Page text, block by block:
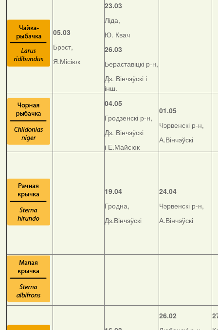
05.03
Брэст,
Я.Місіюк
23.03
Ліда,
Ю. Квач
26.03
Бераставіцкі р-н,
Дз. Вінчэўскі і
інш.
04.05
Гродзенскі р-н,
Дз. Вінчэўскі
і Е.Майсюк
01.05
Чэрвенскі р-н,
А.Вінчэўскі
19.04
Гродна,
Дз.Вінчэўскі
24.04
Чэрвенскі р-н,
А.Вінчэўскі
26.02